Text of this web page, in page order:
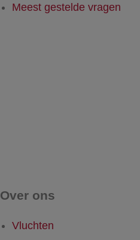
Meest gestelde vragen
Over ons
Vluchten